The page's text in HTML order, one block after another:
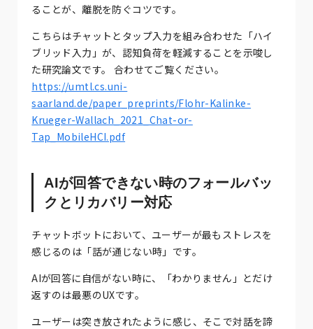
ることが、離脱を防ぐコツです。
こちらはチャットとタップ入力を組み合わせた「ハイ
ブリッド入力」が、認知負荷を軽減することを示唆し
た研究論文です。 合わせてご覧ください。
https://umtl.cs.uni-
saarland.de/paper_preprints/Flohr-Kalinke-
Krueger-Wallach_2021_Chat-or-
Tap_MobileHCI.pdf
AIが回答できない時のフォールバッ
クとリカバリー対応
チャットボットにおいて、ユーザーが最もストレスを
感じるのは「話が通じない時」です。
AIが回答に自信がない時に、「わかりません」とだけ
返すのは最悪のUXです。
ユーザーは突き放されたように感じ、そこで対話を諦